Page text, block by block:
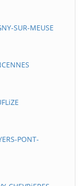
SUR-MEUSE
PONT-